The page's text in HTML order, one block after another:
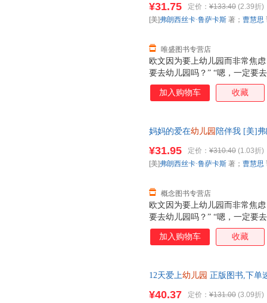
换】
欧文因为要上幼儿园而非常焦
要去幼儿园吗？” “嗯，一定要
我了！” “是的，欧文，”妈妈
妈妈的爱会一直陪着你。”
¥31.75 定价： ¥133.40 (2.39折)
唯盛图书专营店
[美]弗朗西丝卡·鲁萨卡斯 著； 曹慧思
加入购物车 收藏
妈妈的爱在幼儿园 陪伴我 [美]
换】
欧文因为要上幼儿园而非常焦
要去幼儿园吗？” “嗯，一定要
我了！” “是的，欧文，”妈妈
妈妈的爱会一直陪着你。”
¥31.95 定价： ¥310.40 (1.03折)
概念图书专营店
[美]弗朗西丝卡·鲁萨卡斯 著； 曹慧思
加入购物车 收藏
12天爱上幼儿园 正版图书,下单
¥40.37 定价： ¥131.00 (3.09折)